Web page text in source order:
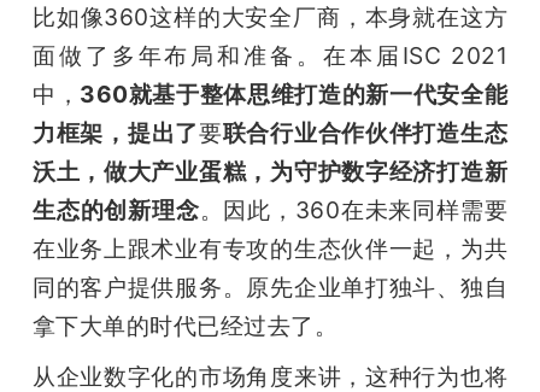
比如像360这样的大安全厂商，本身就在这方
面做了多年布局和准备。在本届ISC 2021
中， 360就基于整体思维打造的新一代安全能
力框架， 提出了要联合行业合作伙伴打造生态
沃土，做大产业蛋糕，为守护数字经济打造新
生态的创新理念。因此，360在未来同样需要
在业务上跟术业有专攻的生态伙伴一起，为共
同的客户提供服务。原先企业单打独斗、独自
拿下大单的时代已经过去了。
从企业数字化的市场角度来讲，这种行为也将